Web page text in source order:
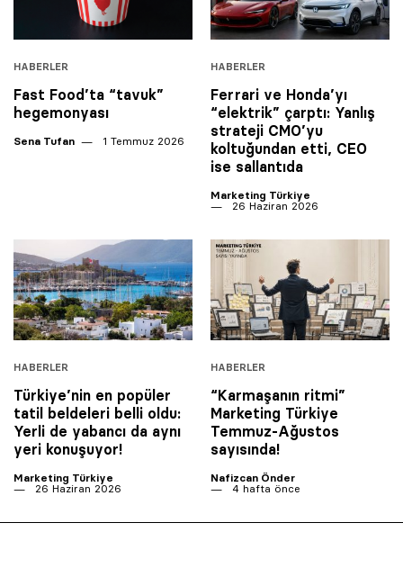
HABERLER
Fast Food’ta “tavuk”
hegemonyası
Sena Tufan 1 Temmuz 2026
HABERLER
Ferrari ve Honda’yı
“elektrik” çarptı: Yanlış
strateji CMO’yu
koltuğundan etti, CEO
ise sallantıda
Marketing Türkiye
26 Haziran 2026
HABERLER
Türkiye’nin en popüler
tatil beldeleri belli oldu:
Yerli de yabancı da aynı
yeri konuşuyor!
Marketing Türkiye
26 Haziran 2026
HABERLER
“Karmaşanın ritmi”
Marketing Türkiye
Temmuz-Ağustos
sayısında!
Nafizcan Önder
4 hafta önce